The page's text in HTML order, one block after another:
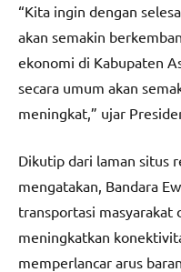
“Kita ingin dengan
akan semakin
ekonomi di Kabupaten
secara umum akan
meningkat,” ujar
Dikutip dari laman situs
mengatakan, Bandara
transportasi masyarakat
meningkatkan
memperlancar arus